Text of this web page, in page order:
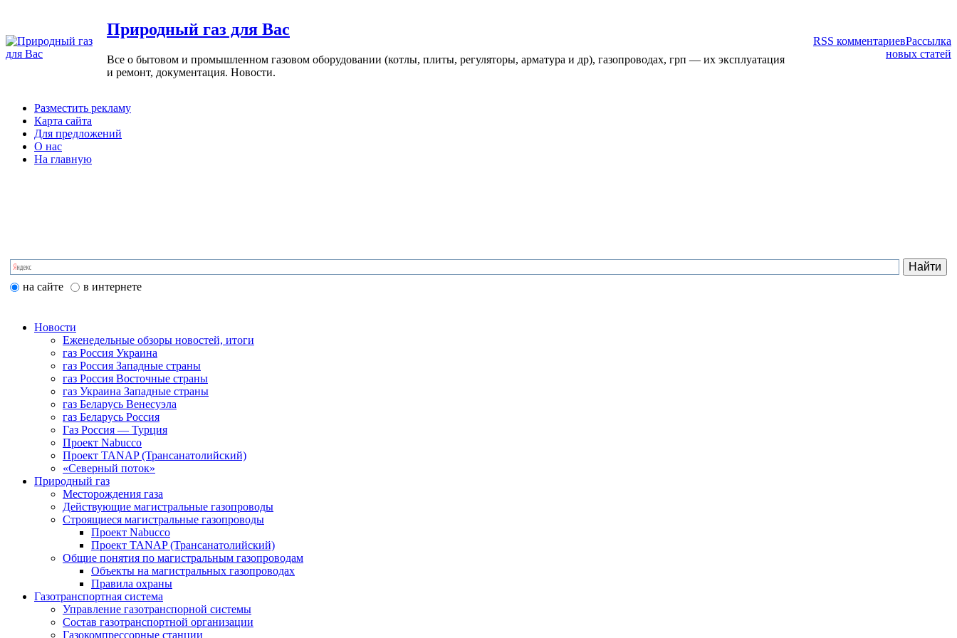
Природный газ для Вас
Все о бытовом и промышленном газовом оборудовании (котлы, плиты, регуляторы, арматура и др), газопроводах, грп — их эксплуатация
и ремонт, документация. Новости.
RSS комментариевРассылка
новых статей
Разместить рекламу
Карта сайта
Для предложений
О нас
На главную
на сайте в интернете
Новости
Еженедельные обзоры новостей, итоги
газ Россия Украина
газ Россия Западные страны
газ Россия Восточные страны
газ Украина Западные страны
газ Беларусь Венесуэла
газ Беларусь Россия
Газ Россия — Турция
Проект Nabucco
Проект TANAP (Трансанатолийский)
«Северный поток»
Природный газ
Месторождения газа
Действующие магистральные газопроводы
Строящиеся магистральные газопроводы
Проект Nabucco
Проект TANAP (Трансанатолийский)
Общие понятия по магистральным газопроводам
Объекты на магистральных газопроводах
Правила охраны
Газотранспортная система
Управление газотранспорной системы
Состав газотранспортной организации
Газокомпрессорные станции